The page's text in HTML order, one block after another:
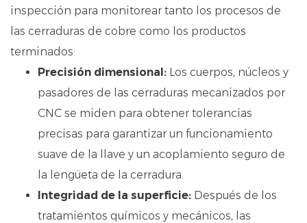
inspección para monitorear tanto los procesos de
las cerraduras de cobre como los productos
terminados:
Precisión dimensional: Los cuerpos, núcleos y
pasadores de las cerraduras mecanizados por
CNC se miden para obtener tolerancias
precisas para garantizar un funcionamiento
suave de la llave y un acoplamiento seguro de
la lengüeta de la cerradura.
Integridad de la superficie: Después de los
tratamientos químicos y mecánicos, las